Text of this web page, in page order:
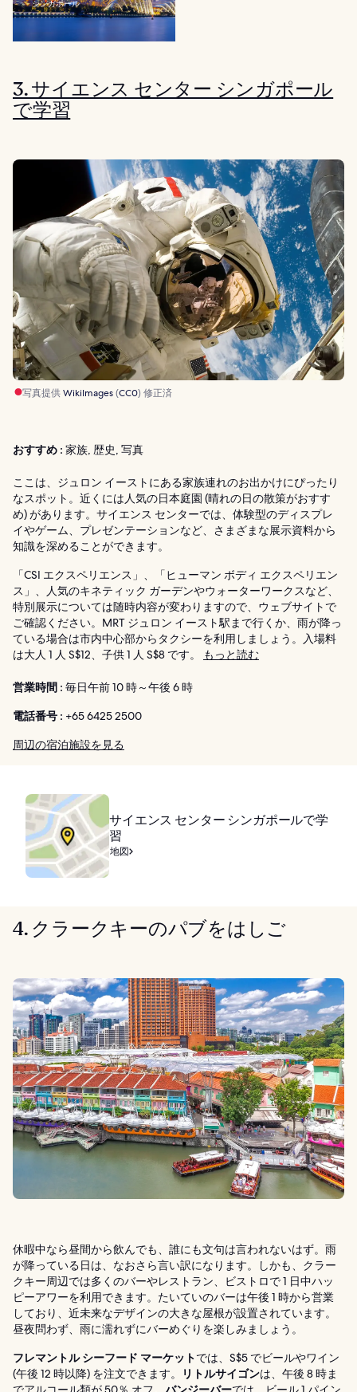
シンガポール
3. サイエンス センター シンガポール
で学習
写真提供WikiImages(CC0) 修正済
おすすめ : 家族, 歴史, 写真
ここは、ジュロン イーストにある家族連れのお出かけにぴったり
なスポット。近くには人気の日本庭園 (晴れの日の散策がおすす
め) があります。サイエンス センターでは、体験型のディスプレ
イやゲーム、プレゼンテーションなど、さまざまな展示資料から
知識を深めることができます。
「CSI エクスペリエンス」、「ヒューマン ボディ エクスペリエン
ス」、人気のキネティック ガーデンやウォーターワークスなど、
特別展示については随時内容が変わりますので、ウェブサイトで
ご確認ください。MRT ジュロン イースト駅まで行くか、雨が降っ
ている場合は市内中心部からタクシーを利用しましょう。入場料
は大人 1 人 S$12、子供 1 人 S$8 です。
もっと読む
営業時間 : 毎日午前 10 時～午後 6 時
電話番号 : +65 6425 2500
周辺の宿泊施設を見る
サイエンス センター シンガポールで学
習
地図
4. クラークキーのパブをはしご
休暇中なら昼間から飲んでも、誰にも文句は言われないはず。雨
が降っている日は、なおさら言い訳になります。しかも、クラー
クキー周辺では多くのバーやレストラン、ビストロで 1 日中ハッ
ピーアワーを利用できます。たいていのバーは午後 1 時から営業
しており、近未来なデザインの大きな屋根が設置されています。
昼夜問わず、雨に濡れずにバーめぐりを楽しみましょう。
フレマントル シーフード マーケットでは、S$5 でビールやワイン
(午後 12 時以降) を注文できます。
リトルサイゴンは、午後 8 時ま